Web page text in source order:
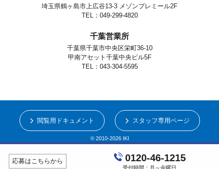
埼玉県鶴ヶ島市上広谷13-3 メゾンプレミール2F
TEL：049-299-4820
千葉営業所
千葉県千葉市中央区栄町36-10
甲南アセット千葉中央ビル5F
TEL：043-304-5595
© 2010-2026 IKI
閲覧用ドキュメント スタッフ専用ページ
応募はこちらから 0120-46-1215
受付時間：月～金曜日